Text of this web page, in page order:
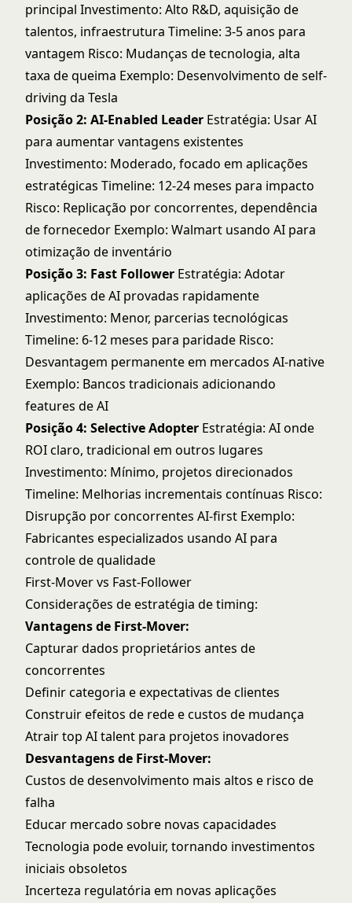
principal Investimento: Alto R&D, aquisição de
talentos, infraestrutura Timeline: 3-5 anos para
vantagem Risco: Mudanças de tecnologia, alta
taxa de queima Exemplo: Desenvolvimento de self-
driving da Tesla
Posição 2: AI-Enabled Leader Estratégia: Usar AI
para aumentar vantagens existentes
Investimento: Moderado, focado em aplicações
estratégicas Timeline: 12-24 meses para impacto
Risco: Replicação por concorrentes, dependência
de fornecedor Exemplo: Walmart usando AI para
otimização de inventário
Posição 3: Fast Follower Estratégia: Adotar
aplicações de AI provadas rapidamente
Investimento: Menor, parcerias tecnológicas
Timeline: 6-12 meses para paridade Risco:
Desvantagem permanente em mercados AI-native
Exemplo: Bancos tradicionais adicionando
features de AI
Posição 4: Selective Adopter Estratégia: AI onde
ROI claro, tradicional em outros lugares
Investimento: Mínimo, projetos direcionados
Timeline: Melhorias incrementais contínuas Risco:
Disrupção por concorrentes AI-first Exemplo:
Fabricantes especializados usando AI para
controle de qualidade
First-Mover vs Fast-Follower
Considerações de estratégia de timing:
Vantagens de First-Mover:
Capturar dados proprietários antes de
concorrentes
Definir categoria e expectativas de clientes
Construir efeitos de rede e custos de mudança
Atrair top AI talent para projetos inovadores
Desvantagens de First-Mover:
Custos de desenvolvimento mais altos e risco de
falha
Educar mercado sobre novas capacidades
Tecnologia pode evoluir, tornando investimentos
iniciais obsoletos
Incerteza regulatória em novas aplicações